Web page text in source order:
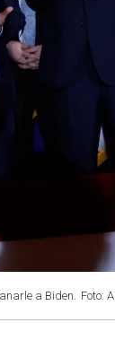
a Biden. Foto: